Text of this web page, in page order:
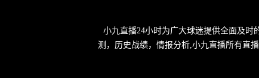
小九直播24小时为广大球迷提供全面及
测，历史战绩，情报分析,小九直播所有直